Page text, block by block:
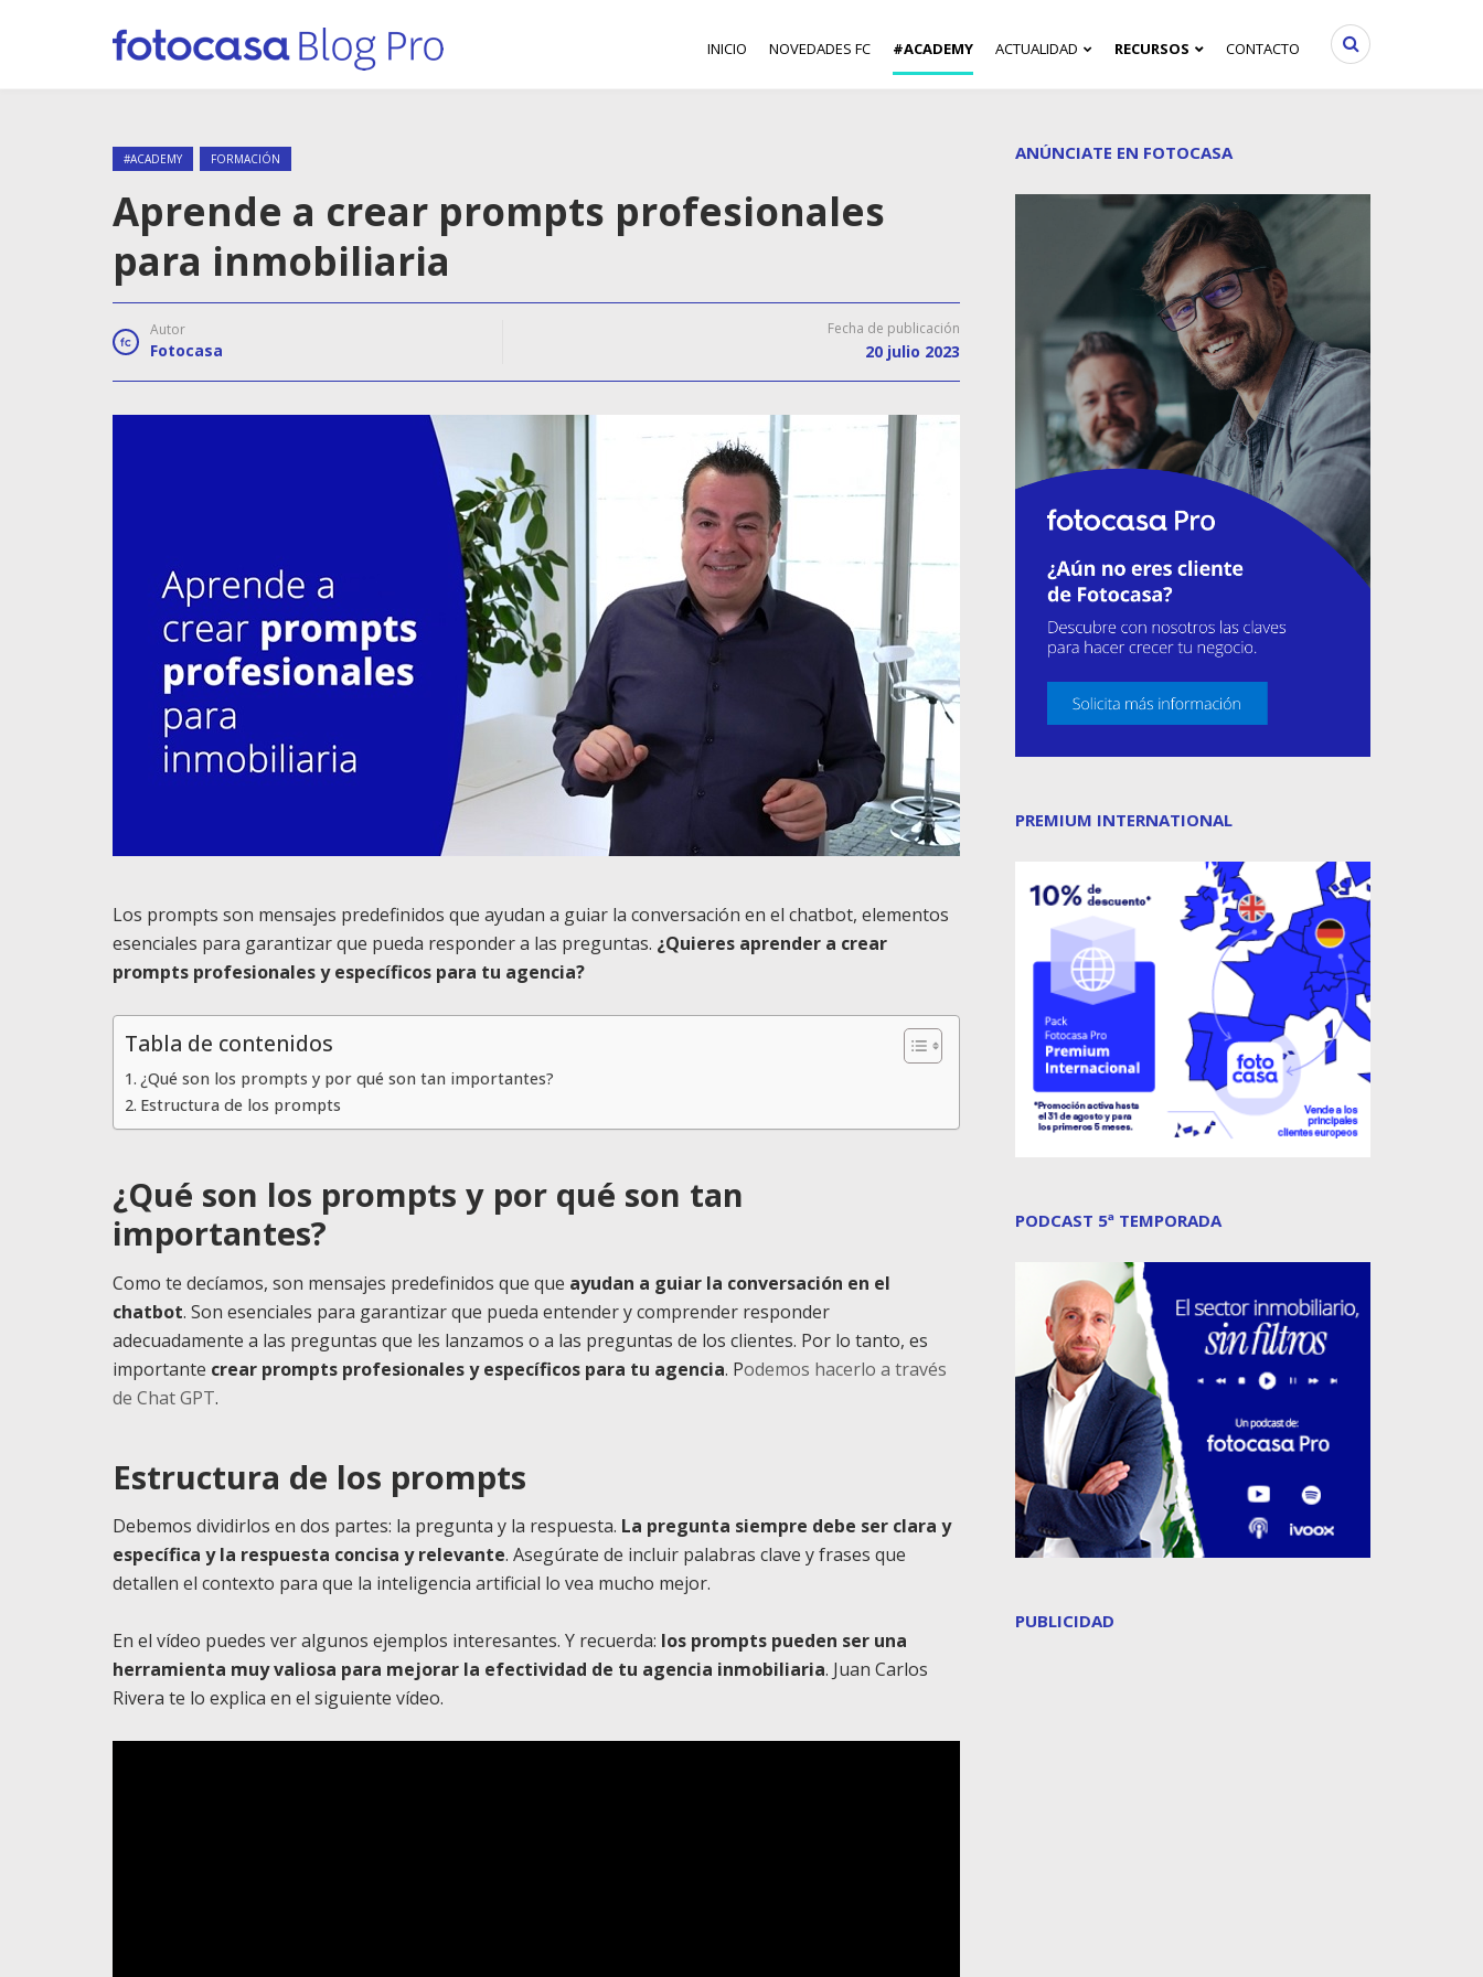
INICIO NOVEDADES FC #ACADEMY ACTUALIDAD RECURSOS CONTACTO
#ACADEMY FORMACIÓN
Aprende a crear prompts profesionales
para inmobiliaria
Autor
Fotocasa
Fecha de publicación
20 julio 2023
Los prompts son mensajes predefinidos que ayudan a guiar la conversación en el chatbot, elementos
esenciales para garantizar que pueda responder a las preguntas. ¿Quieres aprender a crear
prompts profesionales y específicos para tu agencia?
Tabla de contenidos
¿Qué son los prompts y por qué son tan importantes?
Estructura de los prompts
¿Qué son los prompts y por qué son tan
importantes?
Como te decíamos, son mensajes predefinidos que que ayudan a guiar la conversación en el
chatbot. Son esenciales para garantizar que pueda entender y comprender responder
adecuadamente a las preguntas que les lanzamos o a las preguntas de los clientes. Por lo tanto, es
importante crear prompts profesionales y específicos para tu agencia. Podemos hacerlo a través
de Chat GPT.
Estructura de los prompts
Debemos dividirlos en dos partes: la pregunta y la respuesta. La pregunta siempre debe ser clara y
específica y la respuesta concisa y relevante. Asegúrate de incluir palabras clave y frases que
detallen el contexto para que la inteligencia artificial lo vea mucho mejor.
En el vídeo puedes ver algunos ejemplos interesantes. Y recuerda: los prompts pueden ser una
herramienta muy valiosa para mejorar la efectividad de tu agencia inmobiliaria. Juan Carlos
Rivera te lo explica en el siguiente vídeo.
ANÚNCIATE EN FOTOCASA
PREMIUM INTERNATIONAL
PODCAST 5ª TEMPORADA
PUBLICIDAD